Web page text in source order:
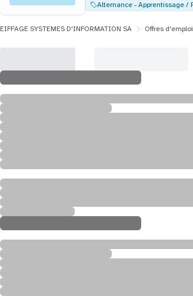
EIFFAGE SYSTEMES D'INFORMATION SA Offres d'emploi